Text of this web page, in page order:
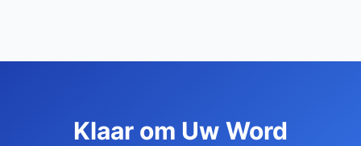
Klaar om Uw Word